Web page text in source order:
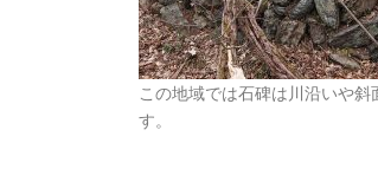
この地域では石碑は川沿いや
す。